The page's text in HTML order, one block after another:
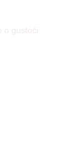
o gustoći